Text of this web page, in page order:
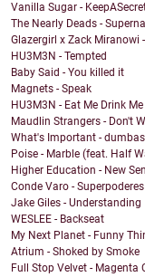
Vanilla Sugar -
The Nearly Deads -
Glazergirl x Zack Miranowi
HU3M3N - Tempted
Baby Said - You killed it
Magnets - Speak
HU3M3N - Eat Me Drink Me
Maudlin Strangers - Don't
What's Important -
Poise - Marble (feat. Half
Higher Education - New
Conde Varo - Superpoderes
Jake Giles - Understanding
WESLEE - Backseat
My Next Planet - Funny
Atrium - Shoked by Smoke
Full Stop Velvet - Magenta